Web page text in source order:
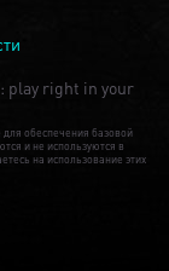
play right in your
обеспечения базовой
и не используются в
на использование этих